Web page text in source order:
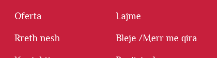
Oferta Lajme
Rreth nesh Bleje /Merr me qira